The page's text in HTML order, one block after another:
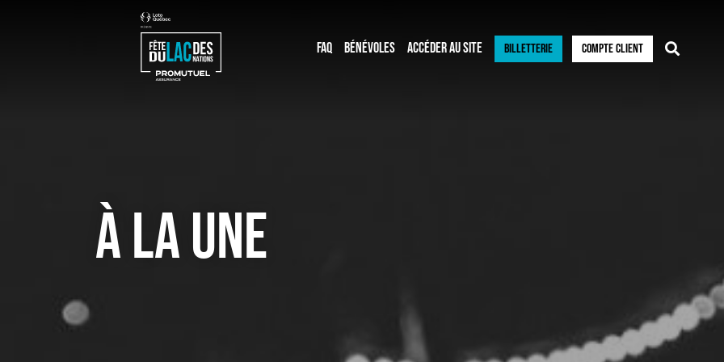
FAQ BÉNÉVOLES ACCÉDER AU SITE BILLETTERIE COMPTE CLIENT
À LA UNE